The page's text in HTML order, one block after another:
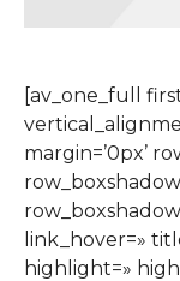
[av_one_full
margin=’0px’
link_hover=»
highlight=»